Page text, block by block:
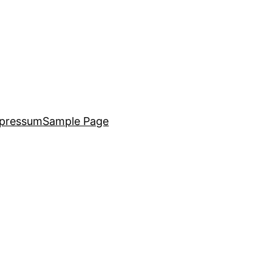
Sample Page